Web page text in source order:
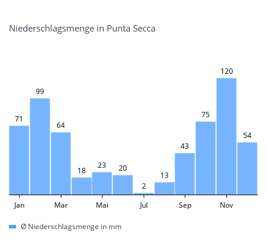
Niederschlagsmenge in Punta Secca
71
99
64
18
23
20
2
13
43
75
120
54
Jan Mar Mai Jul Sep Nov
Ø Niederschlagsmenge in mm